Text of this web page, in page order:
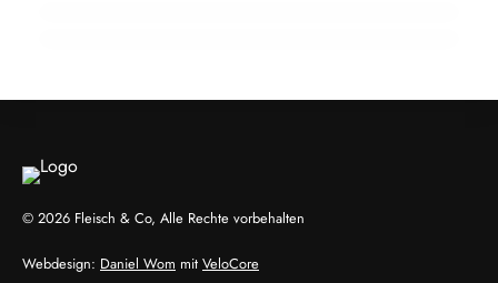
© 2026 Fleisch & Co, Alle Rechte vorbehalten
Webdesign: Daniel Wom mit VeloCore